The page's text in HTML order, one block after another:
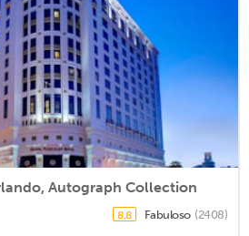
Autograph Collection
8,8 Fabuloso (2408)